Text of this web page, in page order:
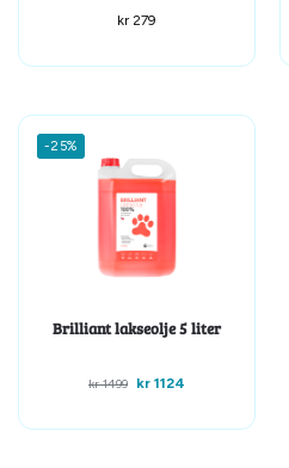
kr 279
-25%
Brilliant lakseolje 5 liter
kr1499 kr 1124